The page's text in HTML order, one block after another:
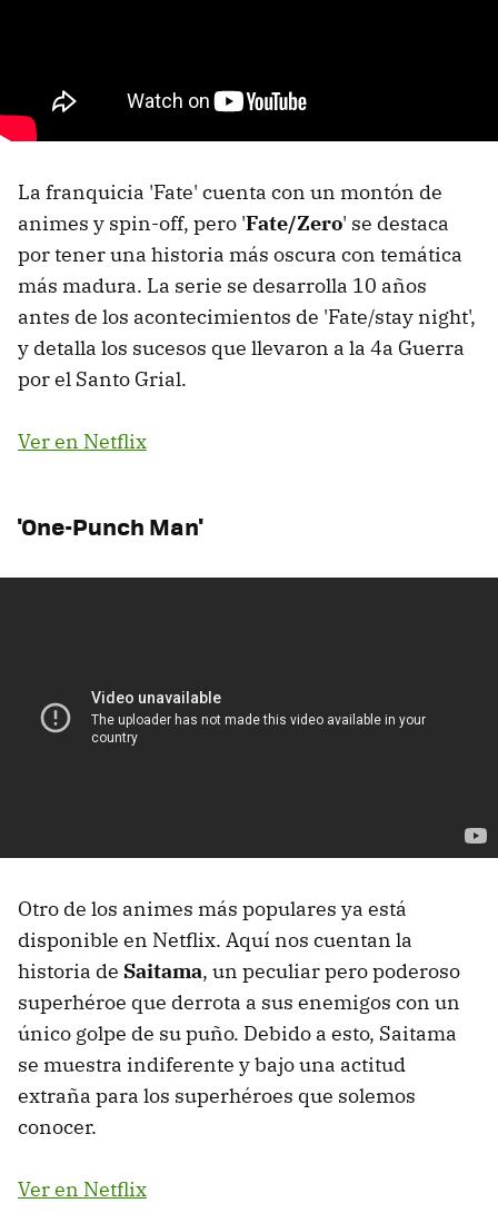
La franquicia 'Fate' cuenta con un montón de
animes y spin-off, pero 'Fate/Zero' se destaca
por tener una historia más oscura con temática
más madura. La serie se desarrolla 10 años
antes de los acontecimientos de 'Fate/stay night',
y detalla los sucesos que llevaron a la 4a Guerra
por el Santo Grial.
Ver en Netflix
'One-Punch Man'
Otro de los animes más populares ya está
disponible en Netflix. Aquí nos cuentan la
historia de Saitama, un peculiar pero poderoso
superhéroe que derrota a sus enemigos con un
único golpe de su puño. Debido a esto, Saitama
se muestra indiferente y bajo una actitud
extraña para los superhéroes que solemos
conocer.
Ver en Netflix